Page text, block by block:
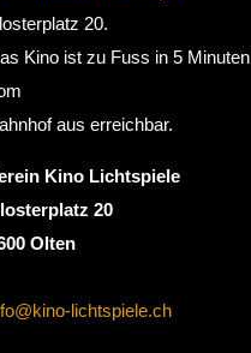
20.
Kino ist zu Fuss in 5 Minuten
aus erreichbar.
Kino Lichtspiele
20
Olten
lichtspiele.ch